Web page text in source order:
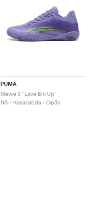
PUMA
Stewie 3 "Lace Em Up"
Női / Kosárlabda / Cipők